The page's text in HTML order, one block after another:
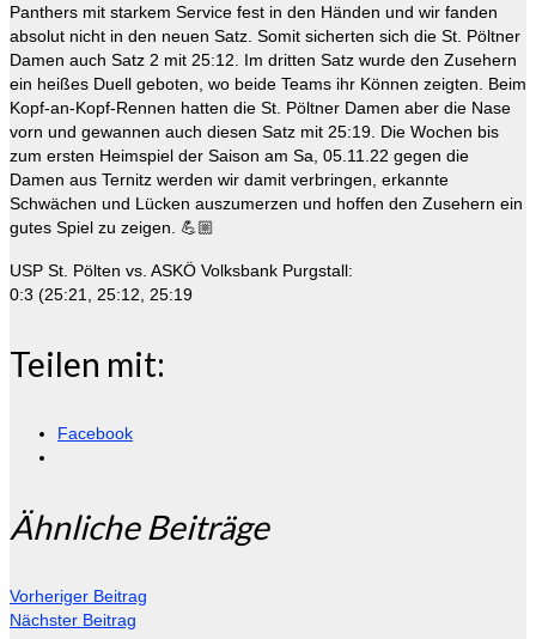
Panthers mit starkem Service fest in den Händen und wir fanden
absolut nicht in den neuen Satz. Somit sicherten sich die St. Pöltner
Damen auch Satz 2 mit 25:12. Im dritten Satz wurde den Zusehern
ein heißes Duell geboten, wo beide Teams ihr Können zeigten. Beim
Kopf-an-Kopf-Rennen hatten die St. Pöltner Damen aber die Nase
vorn und gewannen auch diesen Satz mit 25:19. Die Wochen bis
zum ersten Heimspiel der Saison am Sa, 05.11.22 gegen die
Damen aus Ternitz werden wir damit verbringen, erkannte
Schwächen und Lücken auszumerzen und hoffen den Zusehern ein
gutes Spiel zu zeigen. 💪🏼
USP St. Pölten vs. ASKÖ Volksbank Purgstall:
0:3 (25:21, 25:12, 25:19
Teilen mit:
Facebook
Ähnliche Beiträge
Vorheriger Beitrag
Nächster Beitrag